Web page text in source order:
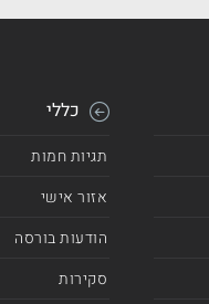
כללי
תגיות חמות
אזור אישי
הודעות בורסה
סקירות